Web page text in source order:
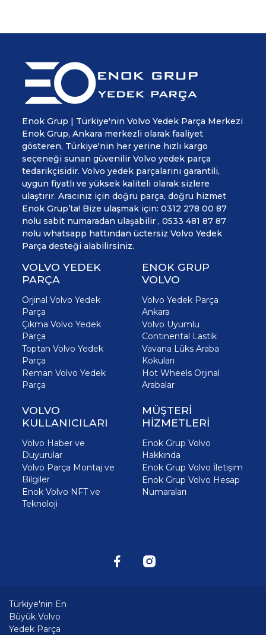
Enok Grup | Türkiye'nin Volvo Yedek Parça Merkezi
Enok Grup, Ankara merkezli olarak faaliyet
gösteren, Türkiye'nin her yerine hızlı kargo
seçeneği sunan güvenilir Volvo yedek parça
tedarikçisidir. Volvo yedek parçalarını garantili,
uygun fiyatlı ve yüksek kaliteli olarak sizlere
ulaştırır. Aracınız için doğru parça, doğru hizmet
Enok Grup’ta! Bize ulaşmak için: 0312 278 00 87
nolu sabit numaradan ulaşabilir , 0533 481 87 87
nolu whatsapp hattından üctersiz Volvo Yedek
Parça desteği alabilirsiniz.
VOLVO YEDEK
PARÇA
Orjinal Volvo Yedek
Parça
Çıkma Volvo Yedek
Parça
Toptan Volvo Yedek
Parça
Reman Volvo Yedek
Parça
ENOK GRUP
VOLVO
Volvo Yedek Parça
Ankara
Volvo Uyumlu
Continental Lastik
Vavana Lüks Araba
Kokuları
Hot Wheels Orjinal
Arabalar
VOLVO
KULLANICILARI
Volvo Haber ve
Duyurular
Volvo Parça Montaj ve
Bilgiler
Enok Volvo NFT ve
Teknoloji
MÜŞTERİ
HİZMETLERİ
Enok Grup Volvo
Hakkında
Enok Grup Volvo İletişim
Enok Grup Volvo Hesap
Numaraları
Türkiye'nin En
Büyük Volvo
Yedek Parça